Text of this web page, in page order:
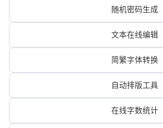
随机密码生成
文本在线编辑
简繁字体转换
自动排版工具
在线字数统计